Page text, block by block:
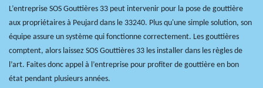
L’entreprise SOS Gouttières 33 peut intervenir pour la pose de gouttière
aux propriétaires à Peujard dans le 33240. Plus qu'une simple solution, son
équipe assure un système qui fonctionne correctement. Les gouttières
comptent, alors laissez SOS Gouttières 33 les installer dans les règles de
l’art. Faites donc appel à l’entreprise pour profiter de gouttière en bon
état pendant plusieurs années.